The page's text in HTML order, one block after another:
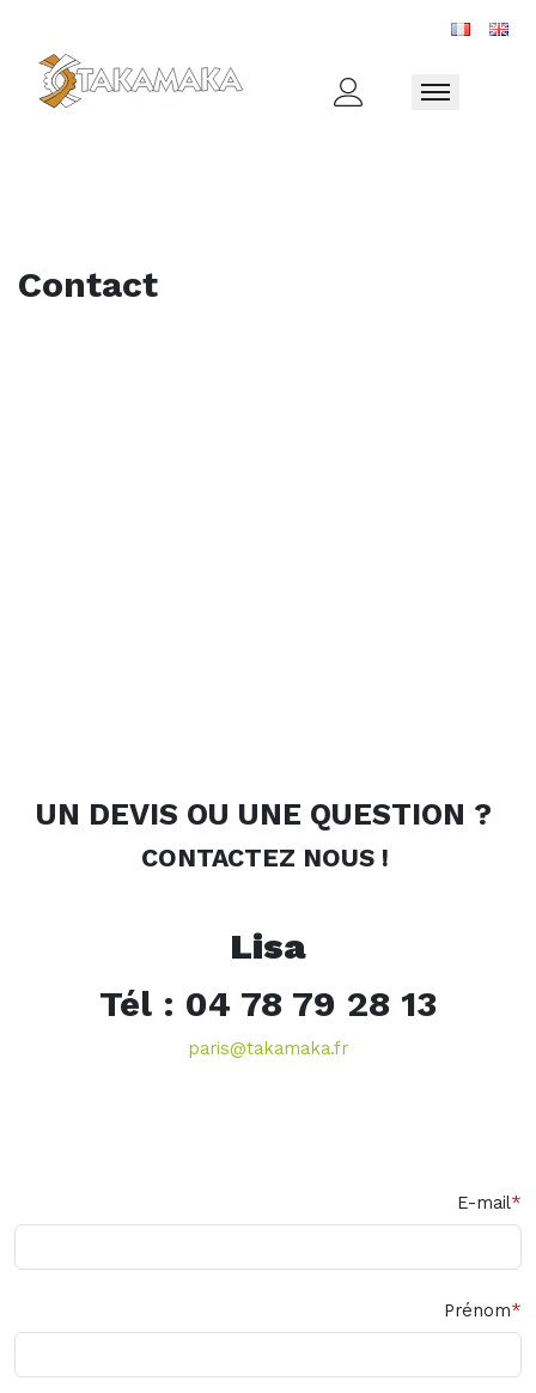
Toggle
Contact
UN DEVIS OU UNE QUESTION ?
CONTACTEZ NOUS !
Lisa
Tél : 04 78 79 28 13
paris@takamaka.fr
E-mail
Prénom